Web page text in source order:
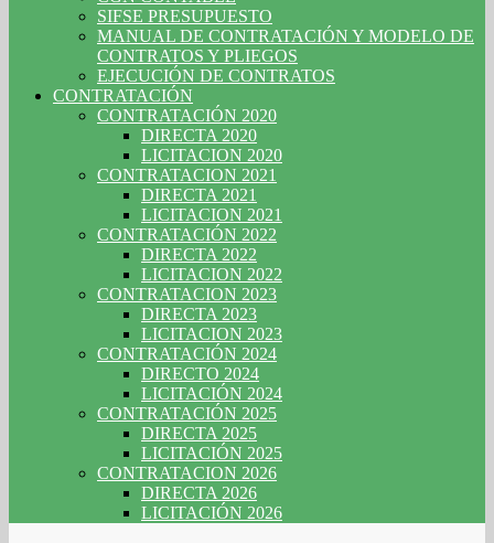
SIFSE PRESUPUESTO
MANUAL DE CONTRATACIÓN Y MODELO DE
CONTRATOS Y PLIEGOS
EJECUCIÓN DE CONTRATOS
CONTRATACIÓN
CONTRATACIÓN 2020
DIRECTA 2020
LICITACION 2020
CONTRATACION 2021
DIRECTA 2021
LICITACION 2021
CONTRATACIÓN 2022
DIRECTA 2022
LICITACION 2022
CONTRATACION 2023
DIRECTA 2023
LICITACION 2023
CONTRATACIÓN 2024
DIRECTO 2024
LICITACIÓN 2024
CONTRATACIÓN 2025
DIRECTA 2025
LICITACIÓN 2025
CONTRATACION 2026
DIRECTA 2026
LICITACIÓN 2026